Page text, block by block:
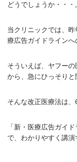
どうでしょうか・・・
当クリニックでは、
療広告ガイドラインへ
そういえば、ヤフー
から、急にひっそりと
そんな改正医療法は
「新・医療広告ガイ
で、わかりやすく講演